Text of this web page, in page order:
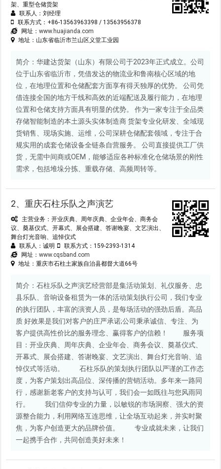
架、重型仓储货架
联系人：刘经理
联系方式：+86-13563963398 / 13563956378
网址：www.huajianda.com
地址：山东省临沂市兰山区义堂工业园
简介：华建达货架（山东）有限公司于2023年正式成立。公司
位于山东省临沂市，凭借发达的物流业和鲁南核心区域的地
位，在地理位置和仓储配套方面享有得天独厚的优势。 公司凭
借连接全国的地方干线和高效的近端配送及履行能力，在地理
位置和仓储支持方面具有明显的优势。 作为一家专注于全品类
存储智能制造的本土源头实体制造商 货架专业化研发、全域现
货销售、现场实施、运维，公司深耕仓储配套领域，专注于合
规实用的成套仓储设备全链条自营服务。 公司直接提供工厂供
货，无需中间商或OEM，能够适应各种标准化仓储场景的刚性
需求，包括堆垛分拣、重载存储、高频周转等。
2、重庆石柱乐队之声演艺
主营业务：开业庆典、周年庆典、企业年会、商务会
议、奠基仪式、开幕式、展会搭建、答谢晚宴、文艺演出、
舞台灯光音响、追悼仪式
联系人：诚明
联系方式：159-2393-1314
网址：www.cqsband.com
地址：重庆市石柱土家族自治县都督大道66号
简介：石柱乐队之声演艺经营部是集活动策划、礼仪服务、忠
县乐队、音响设备租赁为一体的活动策划执行公司，我们专业
的执行团队，丰富的演资人员，是每场活动的强劲后盾。高品
质 好效果是我们对客户的庄严承诺;公司秉承诚信、专注、为
客户提供高性价比的服务理念、赢得客户的信赖！ 服务项
目：开业庆典、周年庆典、企业年会、商务会议、奠基仪式、
开幕式、展会搭建、答谢晚宴、文艺演出、舞台灯光音响、追
悼仪式等活动。 石柱乐队的策划执行团队以严谨的工作态
度，为客户策划出高品位、深传播的营销活动。多年来一路同
行，感谢新老客户的支持与认可，我们会一如既往与您风雨同
行。 我们信仰专业的力量，以敏锐的市场洞察、强大的资
源整合能力，利用网络互连思维，让全场互动起来，并实时聚
焦，为客户创造更大的品牌价值。 专业成就未来，让我们
一起携手合作，共同创造美好未来！